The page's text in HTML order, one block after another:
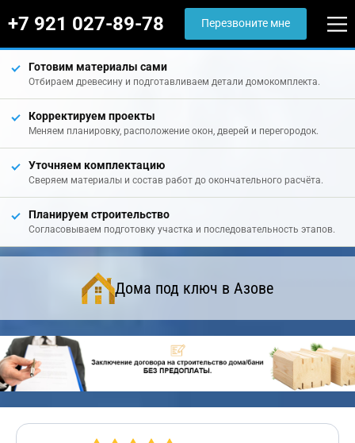
+7 921 027-89-78 Перезвоните мне
Готовим материалы сами
Отбираем древесину и подготавливаем детали домокомплекта.
Корректируем проекты
Меняем планировку, расположение окон, дверей и перегородок.
Уточняем комплектацию
Сверяем материалы и состав работ до окончательного расчёта.
Планируем строительство
Согласовываем подготовку участка и последовательность этапов.
Дома под ключ в Азове